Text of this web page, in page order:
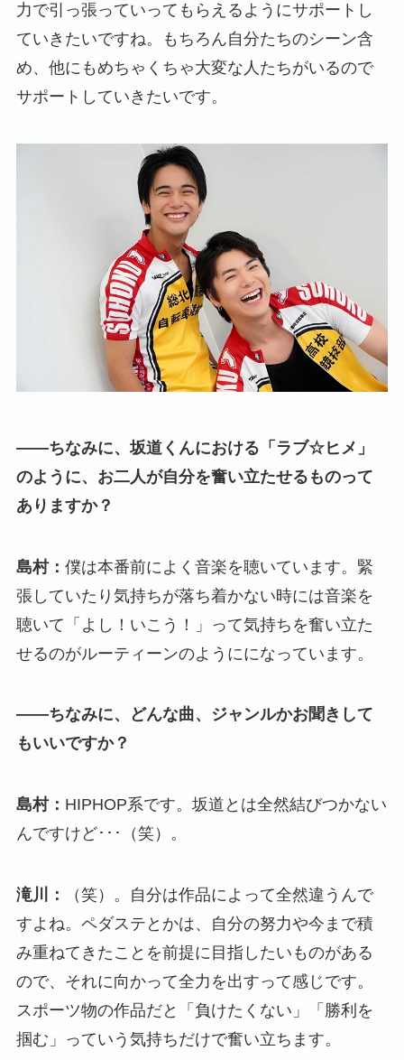
力で引っ張っていってもらえるようにサポートし
ていきたいですね。もちろん自分たちのシーン含
め、他にもめちゃくちゃ大変な人たちがいるので
サポートしていきたいです。
――ちなみに、坂道くんにおける「ラブ☆ヒメ」
のように、お二人が自分を奮い立たせるものって
ありますか？
島村： 僕は本番前によく音楽を聴いています。緊
張していたり気持ちが落ち着かない時には音楽を
聴いて「よし！いこう！」って気持ちを奮い立た
せるのがルーティーンのようにになっています。
――ちなみに、どんな曲、ジャンルかお聞きして
もいいですか？
島村： HIPHOP系です。坂道とは全然結びつかない
んですけど･･･（笑）。
滝川：
（笑）。自分は作品によって全然違うんで
すよね。ペダステとかは、自分の努力や今まで積
み重ねてきたことを前提に目指したいものがある
ので、それに向かって全力を出すって感じです。
スポーツ物の作品だと「負けたくない」「勝利を
掴む」っていう気持ちだけで奮い立ちます。